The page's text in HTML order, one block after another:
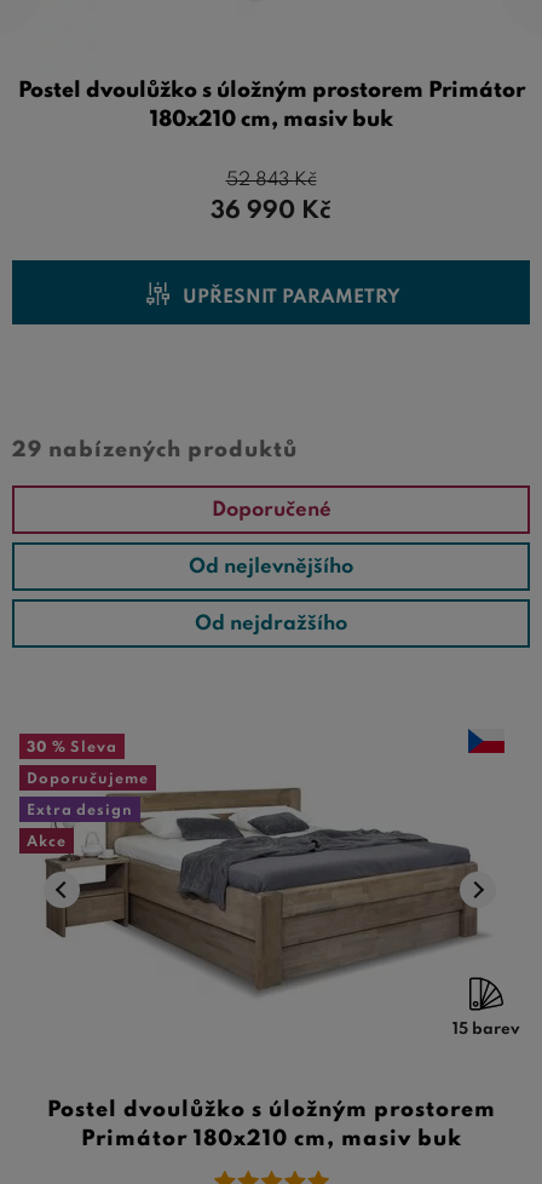
Postel dvoulůžko s úložným prostorem Primátor
180x210 cm, masiv buk
52 843Kč
36 990 Kč
UPŘESNIT PARAMETRY
29 nabízených produktů
Doporučené
Od nejlevnějšího
Od nejdražšího
30 % Sleva
Doporučujeme
Extra design
Akce
15 barev
Postel dvoulůžko s úložným prostorem
Primátor 180x210 cm, masiv buk